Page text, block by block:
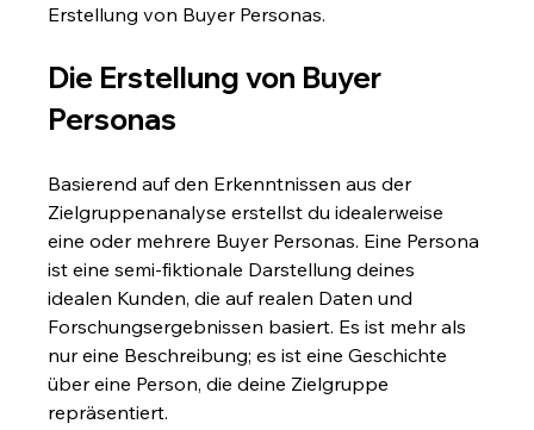
Erstellung von Buyer Personas.
Die Erstellung von Buyer
Personas
Basierend auf den Erkenntnissen aus der
Zielgruppenanalyse erstellst du idealerweise
eine oder mehrere Buyer Personas. Eine Persona
ist eine semi-fiktionale Darstellung deines
idealen Kunden, die auf realen Daten und
Forschungsergebnissen basiert. Es ist mehr als
nur eine Beschreibung; es ist eine Geschichte
über eine Person, die deine Zielgruppe
repräsentiert.